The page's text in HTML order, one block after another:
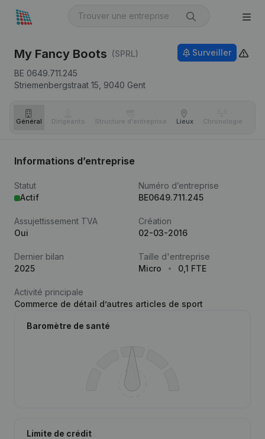
My Fancy Boots (SPRL)
BE 0649.711.245
Striemenbergstraat 15, 9040 Gent
Surveiller
Général Dirigeants Structure d'entreprise Lieux Chronologie
Informations d’entreprise
Statut
Actif
Numéro d’entreprise
BE0649.711.245
Assujettissement TVA
Oui
Création
02-03-2016
Dernier bilan
2025
Taille d'entreprise
Micro
0,1 FTE
Activité principale
Commerce de détail d’autres articles de sport
Baromètre de santé
Limite de crédit